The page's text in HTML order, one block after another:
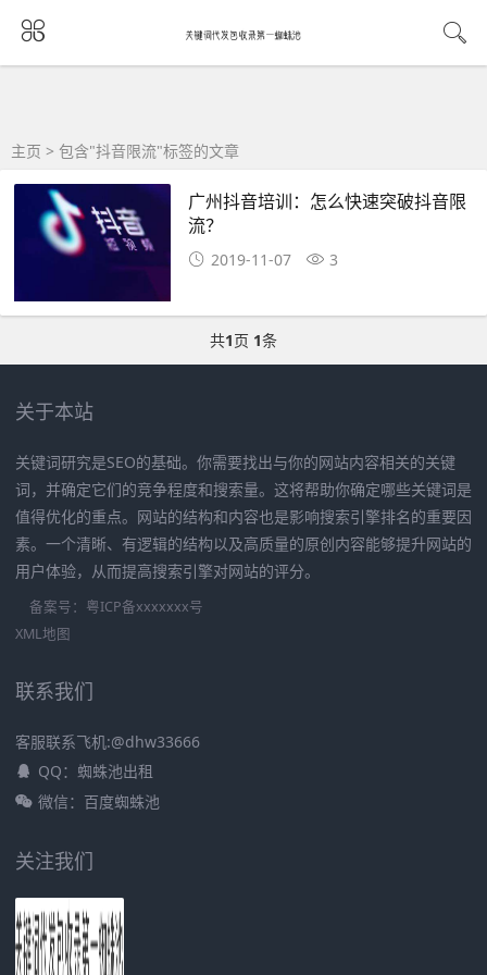
主页 > 包含"抖音限流"标签的文章
广州抖音培训：怎么快速突破抖音限
流？
2019-11-07 3
共1页 1条
关于本站
关键词研究是SEO的基础。你需要找出与你的网站内容相关的关键
词，并确定它们的竞争程度和搜索量。这将帮助你确定哪些关键词是
值得优化的重点。网站的结构和内容也是影响搜索引擎排名的重要因
素。一个清晰、有逻辑的结构以及高质量的原创内容能够提升网站的
用户体验，从而提高搜索引擎对网站的评分。
备案号： 粤ICP备xxxxxxx号
XML地图
联系我们
客服联系飞机:@dhw33666
QQ：蜘蛛池出租
微信：百度蜘蛛池
关注我们